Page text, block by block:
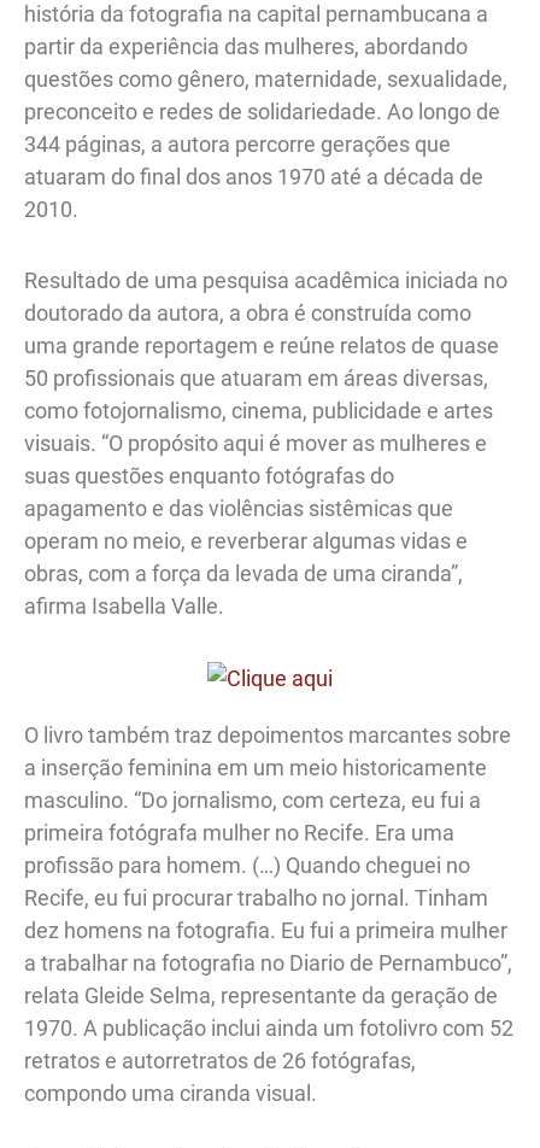
história da fotografia na capital pernambucana a
partir da experiência das mulheres, abordando
questões como gênero, maternidade, sexualidade,
preconceito e redes de solidariedade. Ao longo de
344 páginas, a autora percorre gerações que
atuaram do final dos anos 1970 até a década de
2010.
Resultado de uma pesquisa acadêmica iniciada no
doutorado da autora, a obra é construída como
uma grande reportagem e reúne relatos de quase
50 profissionais que atuaram em áreas diversas,
como fotojornalismo, cinema, publicidade e artes
visuais. “O propósito aqui é mover as mulheres e
suas questões enquanto fotógrafas do
apagamento e das violências sistêmicas que
operam no meio, e reverberar algumas vidas e
obras, com a força da levada de uma ciranda”,
afirma Isabella Valle.
O livro também traz depoimentos marcantes sobre
a inserção feminina em um meio historicamente
masculino. “Do jornalismo, com certeza, eu fui a
primeira fotógrafa mulher no Recife. Era uma
profissão para homem. (…) Quando cheguei no
Recife, eu fui procurar trabalho no jornal. Tinham
dez homens na fotografia. Eu fui a primeira mulher
a trabalhar na fotografia no Diario de Pernambuco”,
relata Gleide Selma, representante da geração de
1970. A publicação inclui ainda um fotolivro com 52
retratos e autorretratos de 26 fotógrafas,
compondo uma ciranda visual.